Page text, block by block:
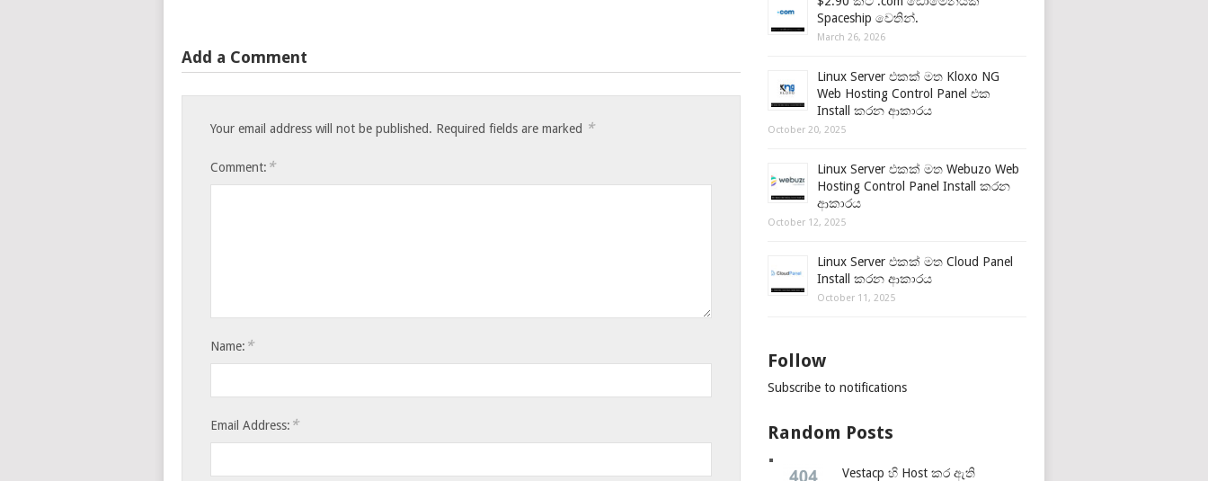
Add a Comment
Your email address will not be published. Required fields are marked *
Comment: *
Name: *
Email Address: *
Spaceship වෙතින්.
March 26, 2026
Linux Server එකක් මත Kloxo NG
Web Hosting Control Panel එක
Install කරන ආකාරය
October 20, 2025
Linux Server එකක් මත Webuzo Web
Hosting Control Panel Install කරන
ආකාරය
October 12, 2025
Linux Server එකක් මත Cloud Panel
Install කරන ආකාරය
October 11, 2025
Follow
Subscribe to notifications
Random Posts
Vestacp හි Host කර ඇති